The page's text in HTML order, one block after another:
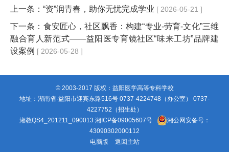
上一条： “资”润青春，助你无忧完成学业 [ 2026-05-21 ]
下一条： 食安匠心，社区飘香：构建“专业-劳育-文化”三维
融合育人新范式——益阳医专育镜社区“味来工坊”品牌建
设案例 [ 2026-05-28 ]
© 2003-2017 版权：益阳医学高等专科学校
地址：湖南省·益阳市迎宾东路516号 0737-4224748（办公室） 0737-
4227752（招生处）
湘教QS4_201211_090013 湘ICP备09005607号
湘公网安备号：
43090302000112
电脑版
返回主站